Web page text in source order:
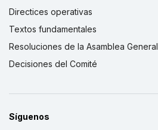
Directices operativas
Textos fundamentales
Resoluciones de la Asamblea General
Decisiones del Comité
Síguenos